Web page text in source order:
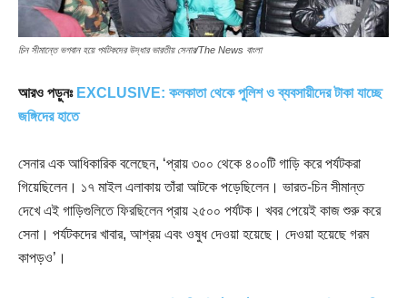
চিন সীমান্তে ভগবান হয়ে পর্যটকদের উদ্ধার ভারতীয় সেনার/The News বাংলা
আরও পড়ুনঃ EXCLUSIVE: কলকাতা থেকে পুলিশ ও ব্যবসায়ীদের টাকা যাচ্ছে
জঙ্গিদের হাতে
সেনার এক আধিকারিক বলেছেন, ‘প্রায় ৩০০ থেকে ৪০০টি গাড়ি করে পর্যটকরা
গিয়েছিলেন। ১৭ মাইল এলাকায় তাঁরা আটকে পড়েছিলেন। ভারত-চিন সীমান্ত
দেখে এই গাড়িগুলিতে ফিরছিলেন প্রায় ২৫০০ পর্যটক। খবর পেয়েই কাজ শুরু করে
সেনা। পর্যটকদের খাবার, আশ্রয় এবং ওষুধ দেওয়া হয়েছে। দেওয়া হয়েছে গরম
কাপড়ও’।